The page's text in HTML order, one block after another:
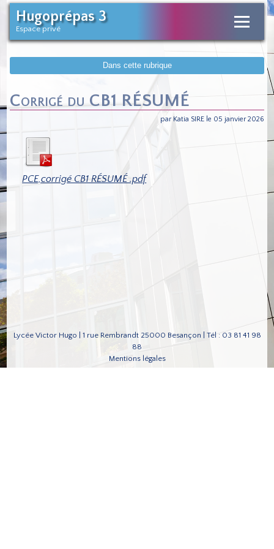
Hugoprépas 3
Espace privé
Dans cette rubrique
Corrigé du CB1 RÉSUMÉ
par Katia SIRE le 05 janvier 2026
PCE,corrigé CB1 RÉSUMÉ .pdf
Lycée Victor Hugo | 1 rue Rembrandt 25000 Besançon | Tél : 03 81 41 98
88
Mentions légales